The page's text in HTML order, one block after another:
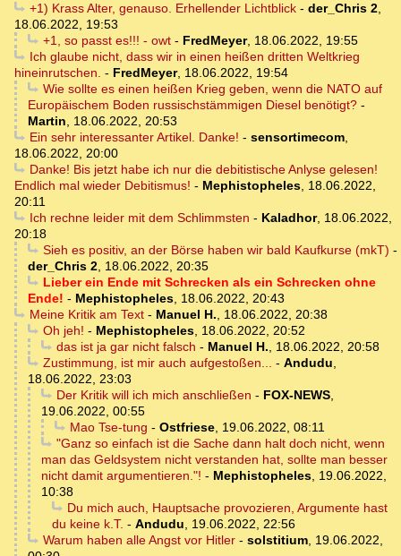
+1) Krass Alter, genauso. Erhellender Lichtblick- der_Chris 2,
18.06.2022, 19:53
+1, so passt es!!! - owt- FredMeyer, 18.06.2022, 19:55
Ich glaube nicht, dass wir in einen heißen dritten Weltkrieg
hineinrutschen. - FredMeyer, 18.06.2022, 19:54
Wie sollte es einen heißen Krieg geben, wenn die NATO auf
Europäischem Boden russischstämmigen Diesel benötigt? -
Martin, 18.06.2022, 20:53
Ein sehr interessanter Artikel. Danke! - sensortimecom,
18.06.2022, 20:00
Danke! Bis jetzt habe ich nur die debitistische Anlyse gelesen!
Endlich mal wieder Debitismus! - Mephistopheles, 18.06.2022,
20:11
Ich rechne leider mit dem Schlimmsten - Kaladhor, 18.06.2022,
20:18
Sieh es positiv, an der Börse haben wir bald Kaufkurse (mkT) -
der_Chris 2, 18.06.2022, 20:35
Lieber ein Ende mit Schrecken als ein Schrecken ohne
Ende! - Mephistopheles, 18.06.2022, 20:43
Meine Kritik am Text- Manuel H., 18.06.2022, 20:38
Oh jeh! - Mephistopheles, 18.06.2022, 20:52
das ist ja gar nicht falsch - Manuel H., 18.06.2022, 20:58
Zustimmung, ist mir auch aufgestoßen... - Andudu,
18.06.2022, 23:03
Der Kritik will ich mich anschließen - FOX-NEWS,
19.06.2022, 00:55
Mao Tse-tung - Ostfriese, 19.06.2022, 08:11
"Ganz so einfach ist die Sache dann halt doch nicht, wenn
man das Geldsystem nicht verstanden hat, sollte man besser
nicht damit argumentieren."! - Mephistopheles, 19.06.2022,
10:38
Du mich auch, Hauptsache provozieren, Argumente hast
du keine k.T. - Andudu, 19.06.2022, 22:56
Warum haben alle Angst vor Hitler- solstitium, 19.06.2022,